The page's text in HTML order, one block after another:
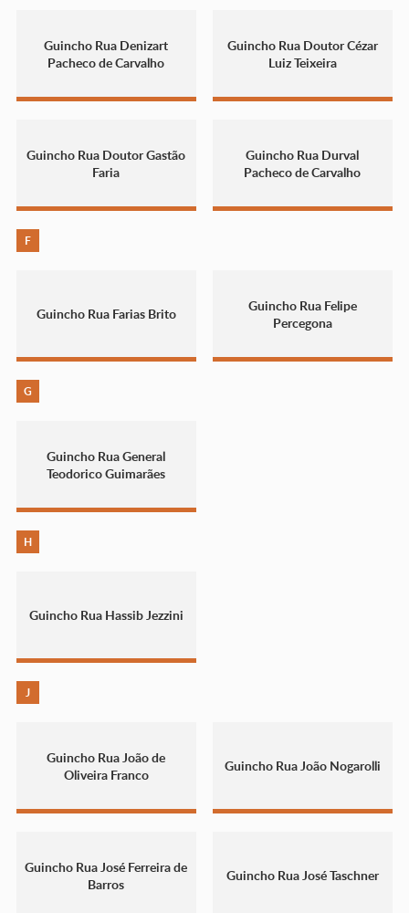
Guincho Rua Denizart
Pacheco de Carvalho
Guincho Rua Doutor Cézar
Luiz Teixeira
Guincho Rua Doutor Gastão
Faria
Guincho Rua Durval
Pacheco de Carvalho
F
Guincho Rua Farias Brito
Guincho Rua Felipe
Percegona
G
Guincho Rua General
Teodorico Guimarães
H
Guincho Rua Hassib Jezzini
J
Guincho Rua João de
Oliveira Franco
Guincho Rua João Nogarolli
Guincho Rua José Ferreira de
Barros
Guincho Rua José Taschner